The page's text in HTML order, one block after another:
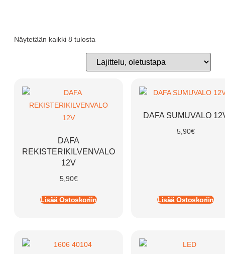
Näytetään kaikki 8 tulosta
DAFA
REKISTERIKILVENVALO
12V
5,90€
Lisää Ostoskoriin
DAFA SUMUVALO
5,90€
Lisää Ostoskoriin